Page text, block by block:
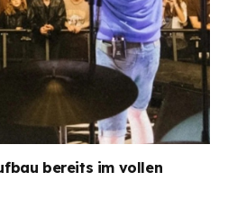
bereits im vollen